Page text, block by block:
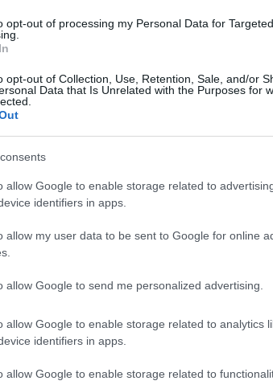
opt-out of processing my Personal Data for Targeted
opt-out of Collection, Use, Retention, Sale, and/or
Data that Is Unrelated with the Purposes for
allow Google to enable storage related to
identifiers in apps.
allow my user data to be sent to Google for online
allow Google to send me personalized advertising.
allow Google to enable storage related to analytics
identifiers in apps.
allow Google to enable storage related to
e compatte, ideali per occasioni
vita quotidiana, ogni donna può
La scelta dei colori è altrettanto
e l’ocrasi affiancano a
un fascino unico. Isecchielli, ad
look casual. Lecity bag
quotidiane. Le borse con frange,
di rendere qualsiasi outfit speciale.
non solo dell’estetica, ma anche della